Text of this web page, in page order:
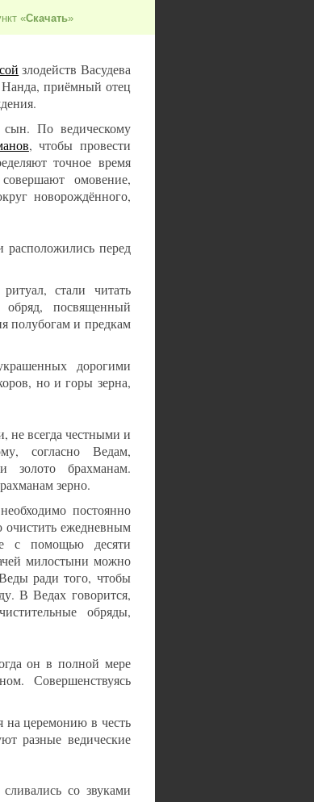
«Скачать»
злодейств Васудева
Нанда, приёмный отец
сын. По ведическому
, чтобы провести
точное время
омовение,
новорождённого,
перед
стали читать
посвященный
полубогам и предкам
дорогими
но и горы зерна,
не всегда честными и
согласно Ведам,
золото брахманам.
зерно.
постоянно
очистить ежедневным
с помощью десяти
милостыни можно
ради того, чтобы
В Ведах говорится,
обряды,
он в полной мере
Совершенствуясь
на церемонию в честь
разные ведические
со звуками